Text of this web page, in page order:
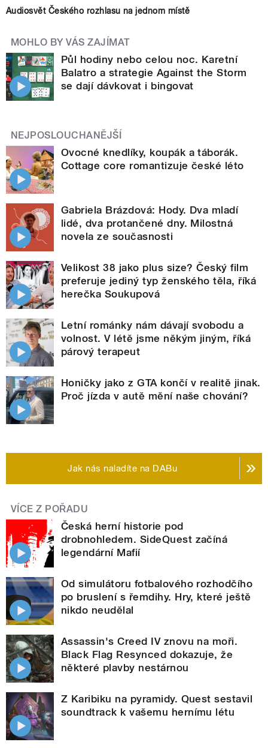
Audiosvět Českého rozhlasu na jednom místě
MOHLO BY VÁS ZAJÍMAT
Půl hodiny nebo celou noc. Karetní
Balatro a strategie Against the Storm
se dají dávkovat i bingovat
NEJPOSLOUCHANĚJŠÍ
Ovocné knedlíky, koupák a táborák.
Cottage core romantizuje české léto
Gabriela Brázdová: Hody. Dva mladí
lidé, dva protančené dny. Milostná
novela ze současnosti
Velikost 38 jako plus size? Český film
preferuje jediný typ ženského těla, říká
herečka Soukupová
Letní románky nám dávají svobodu a
volnost. V létě jsme někým jiným, říká
párový terapeut
Honičky jako z GTA končí v realitě jinak.
Proč jízda v autě mění naše chování?
Jak nás naladíte na DABu
VÍCE Z POŘADU
Česká herní historie pod
drobnohledem. SideQuest začíná
legendární Mafií
Od simulátoru fotbalového rozhodčího
po bruslení s řemdihy. Hry, které ještě
nikdo neudělal
Assassin's Creed IV znovu na moři.
Black Flag Resynced dokazuje, že
některé plavby nestárnou
Z Karibiku na pyramidy. Quest sestavil
soundtrack k vašemu hernímu létu